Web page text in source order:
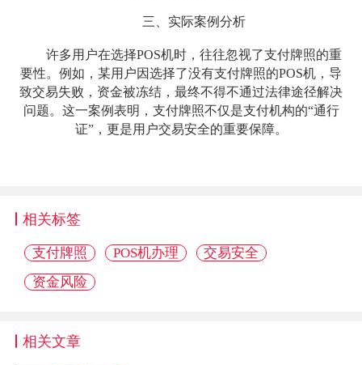
三、实际案例分析
许多用户在选择POS机时，往往忽视了支付牌照的重
要性。例如，某用户因选择了没有支付牌照的POS机，导
致交易失败，资金被冻结，最终不得不通过法律途径解决
问题。这一案例表明，支付牌照不仅是支付机构的“通行
证”，更是用户交易安全的重要保障。
相关标签
支付牌照 POS机办理
交易安全
资金风险
相关文章